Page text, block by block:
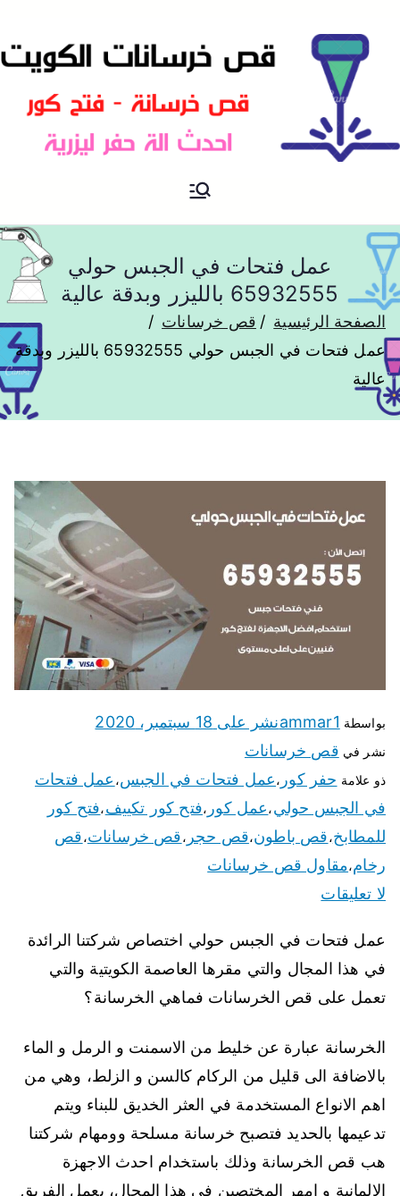
موقع آخر في اعلانات
عمل فتحات في الجبس حولي
65932555 بالليزر وبدقة عالية
الصفحة الرئيسية
قص خرسانات
عمل فتحات في الجبس حولي 65932555 بالليزر وبدقة
عالية
بواسطة ammar1نشر على 18 سبتمبر، 2020
نشر في قص خرسانات
ذو علامة حفر كور ،عمل فتحات في الجبس، عمل فتحات
في الجبس حولي،عمل كور ،فتح كور تكييف،فتح كور
للمطابخ،قص باطون،قص حجر ،قص خرسانات،قص
رخام،مقاول قص خرسانات
لا تعليقات
عمل فتحات في الجبس حولي اختصاص شركتنا الرائدة
في هذا المجال والتي مقرها العاصمة الكويتية والتي
تعمل على قص الخرسانات فماهي الخرسانة؟
الخرسانة عبارة عن خليط من الاسمنت و الرمل و الماء
بالاضافة الى قليل من الركام كالسن و الزلط، وهي من
اهم الانواع المستخدمة في العثر الخديق للبناء ويتم
تدعيمها بالحديد فتصبح خرسانة مسلحة وومهام شركتنا
هب قص الخرسانة وذلك باستخدام احدث الاجهزة
الالمانية و امهر المختصين في هذا المجال، يعمل الفريق